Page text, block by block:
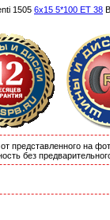
1505 6x15 5*100 ET 38
на
без